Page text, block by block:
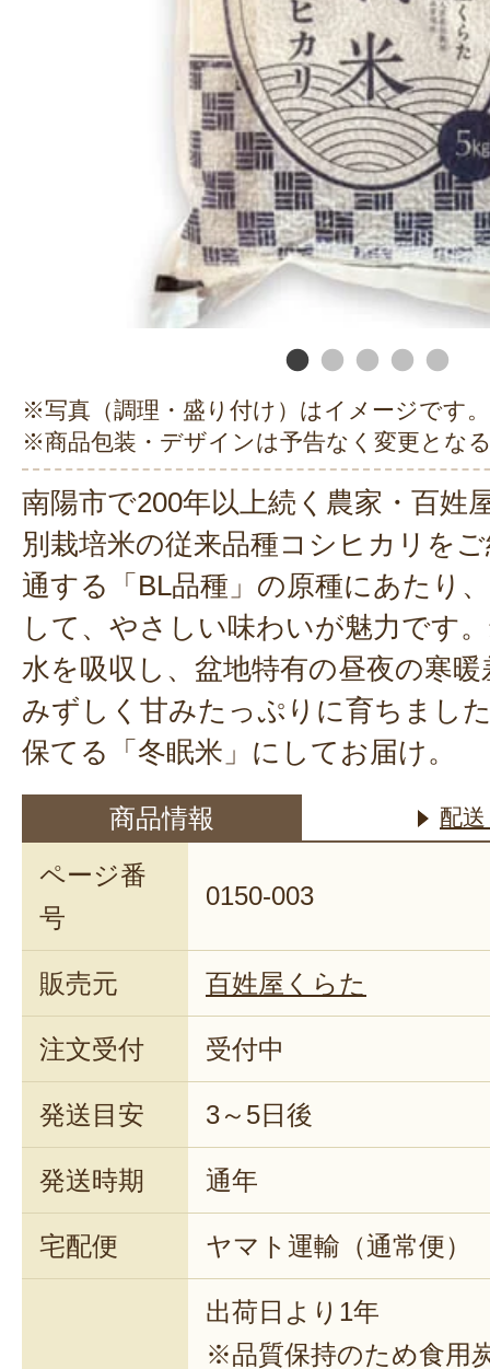
※写真（調理・盛り付け）はイメージです。
※商品包装・デザインは予告なく変更とな
南陽市で200年以上続く農家・百姓
別栽培米の従来品種コシヒカリを
通する「BL品種」の原種にあたり
して、やさしい味わいが魅力です
水を吸収し、盆地特有の昼夜の寒
みずしく甘みたっぷりに育ちまし
保てる「冬眠米」にしてお届け。
商品情報 配
ページ番
号
0150-003
販売元 百姓屋くらた
注文受付 受付中
発送目安 3～5日後
発送時期 通年
宅配便 ヤマト運輸（通常便）
出荷日より1年
※品質保持のため食用